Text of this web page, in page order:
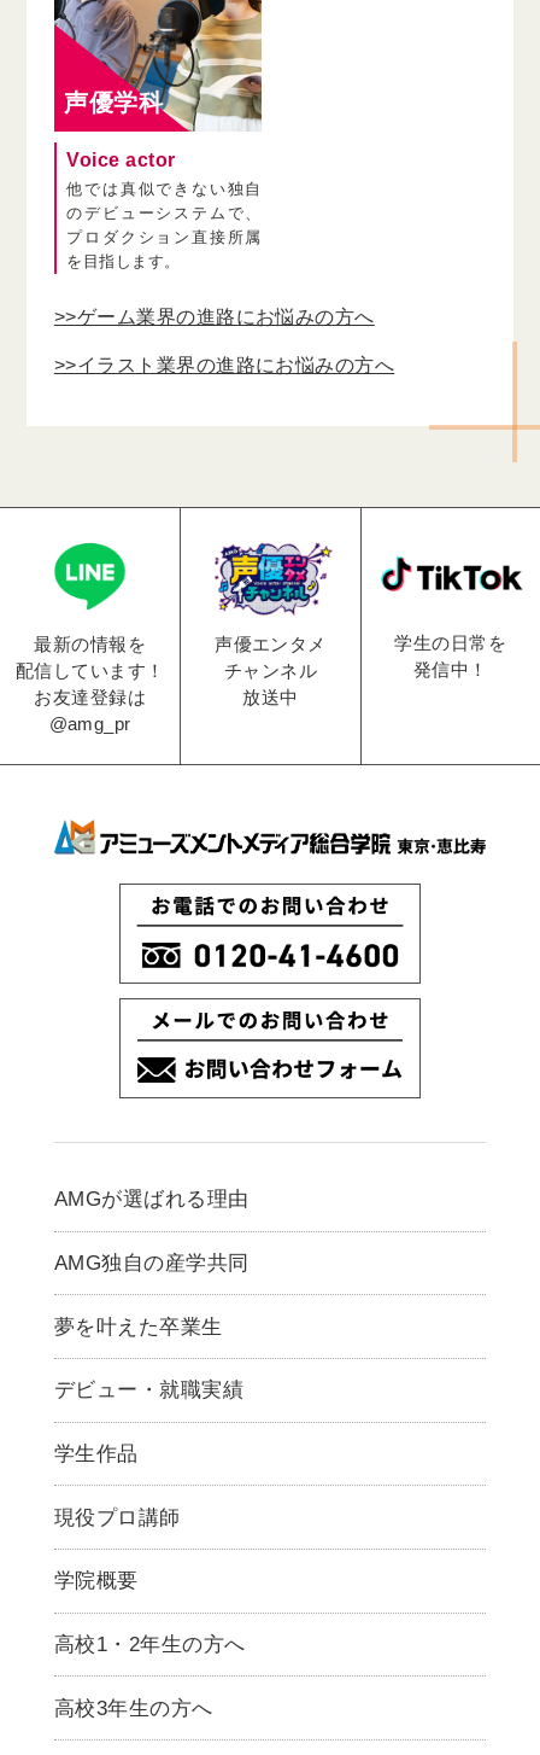
声優学科
Voice actor
他では真似できない独自
のデビューシステムで、
プロダクション直接所属
を目指します。
>>ゲーム業界の進路にお悩みの方へ
>>イラスト業界の進路にお悩みの方へ
最新の情報を
配信しています！
お友達登録は
@amg_pr
声優エンタメ
チャンネル
放送中
学生の日常を
発信中！
AMGが選ばれる理由
AMG独自の産学共同
夢を叶えた卒業生
デビュー・就職実績
学生作品
現役プロ講師
学院概要
高校1・2年生の方へ
高校3年生の方へ